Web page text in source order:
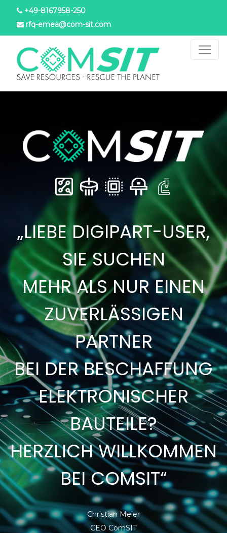
Direkt
zum
Inhalt
+49-8167958-250
rfq-emea@com-sit.com
„LIEBE DIGIPART-USER,
SIE SUCHEN
MEHR ALS NUR EINEN
ZUVERLÄSSIGEN
PARTNER
BEI DER BESCHAFFUNG
ELEKTRONISCHER
BAUTEILE?
HERZLICH WILLKOMMEN
BEI COMSIT“
Christian Meier
CEO ComSIT